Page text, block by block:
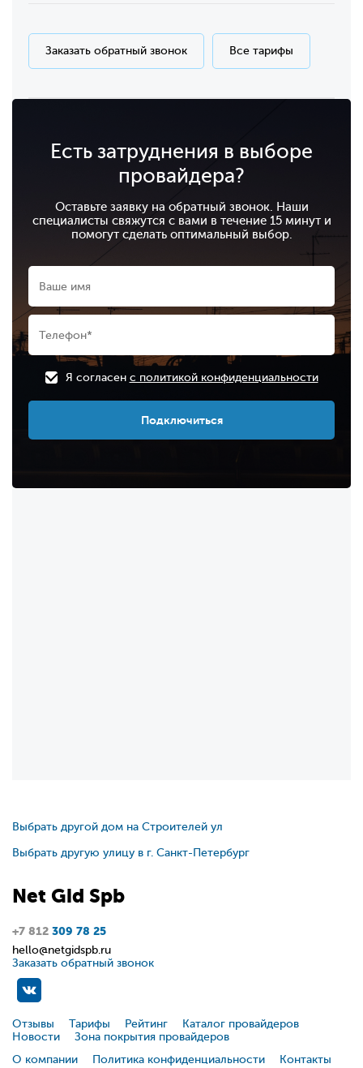
Заказать обратный звонок Все тарифы
Есть затруднения в выборе
провайдера?
Оставьте заявку на обратный звонок. Наши
специалисты свяжутся с вами в течение 15 минут и
помогут сделать оптимальный выбор.
Я согласен с политикой конфиденциальности
Подключиться
Выбрать другой дом на Строителей ул
Выбрать другую улицу в г. Санкт-Петербург
Net Gid Spb
+7 812 309 78 25
hello@netgidspb.ru
Заказать обратный звонок
Отзывы Тарифы Рейтинг
Каталог провайдеров
Новости
Зона покрытия провайдеров
О компании
Политика конфиденциальности
Контакты